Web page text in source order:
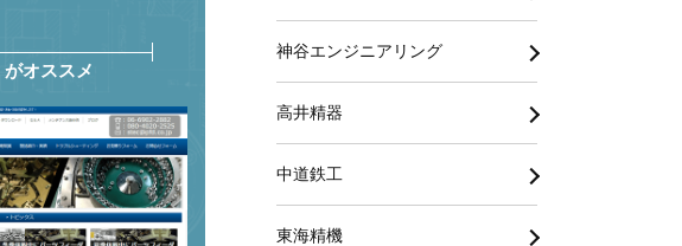
がオススメ
神谷エンジニアリング
高井精器
中道鉄工
東海精機